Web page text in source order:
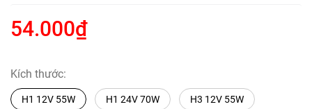
54.000₫
Kích thước:
H1 12V 55W H1 24V 70W H3 12V 55W